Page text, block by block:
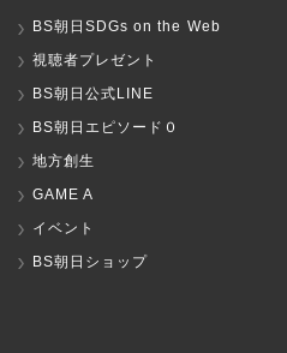
BS朝日SDGs on the Web
視聴者プレゼント
BS朝日公式LINE
BS朝日エピソード０
地方創生
GAME A
イベント
BS朝日ショップ